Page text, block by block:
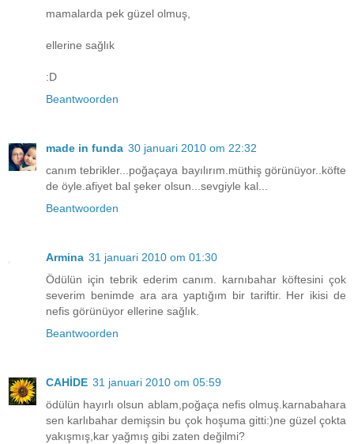
mamalarda pek güzel olmuş,
ellerine sağlık
:D
Beantwoorden
made in funda 30 januari 2010 om 22:32
canım tebrikler...poğaçaya bayılırım.müthiş görünüyor..köfte
de öyle.afiyet bal şeker olsun...sevgiyle kal...
Beantwoorden
Armina 31 januari 2010 om 01:30
Ödülün için tebrik ederim canım. karnıbahar köftesini çok
severim benimde ara ara yaptığım bir tariftir. Her ikisi de
nefis görünüyor ellerine sağlık.
Beantwoorden
CAHİDE 31 januari 2010 om 05:59
ödülün hayırlı olsun ablam,poğaça nefis olmuş.karnabahara
sen karlıbahar demişsin bu çok hoşuma gitti:)ne güzel çokta
yakışmış,kar yağmış gibi zaten değilmi?